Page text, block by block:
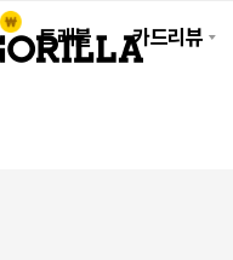
트래블 카드리뷰